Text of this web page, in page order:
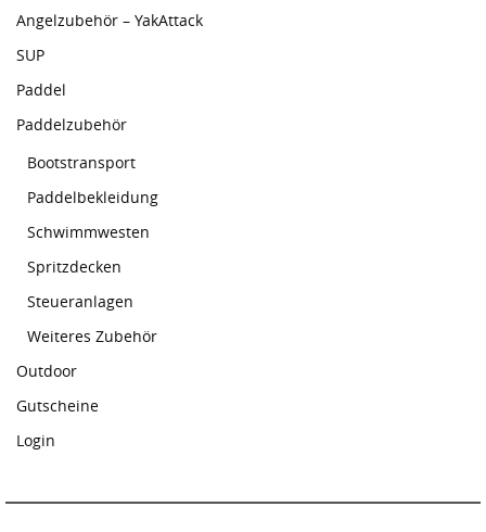
Angelzubehör – YakAttack
SUP
Paddel
Paddelzubehör
Bootstransport
Paddelbekleidung
Schwimmwesten
Spritzdecken
Steueranlagen
Weiteres Zubehör
Outdoor
Gutscheine
Login